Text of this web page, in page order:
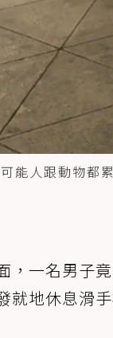
能人跟動物都
一名男子
就地休息滑